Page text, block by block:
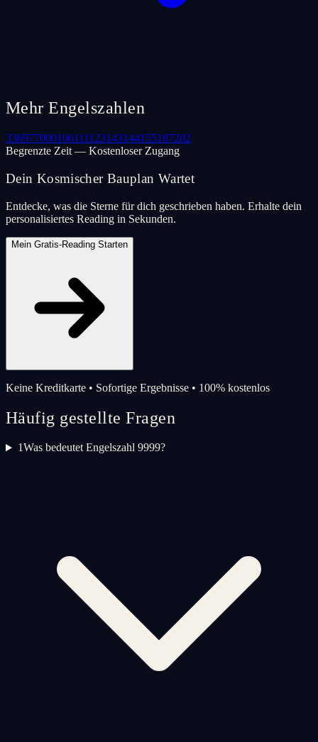
Mehr Engelszahlen
336977000106111123143144155187202
Begrenzte Zeit — Kostenloser Zugang
Dein Kosmischer Bauplan Wartet
Entdecke, was die Sterne für dich geschrieben haben. Erhalte dein
personalisiertes Reading in Sekunden.
Mein Gratis-Reading Starten
Keine Kreditkarte • Sofortige Ergebnisse • 100% kostenlos
Häufig gestellte Fragen
1Was bedeutet Engelszahl 9999?